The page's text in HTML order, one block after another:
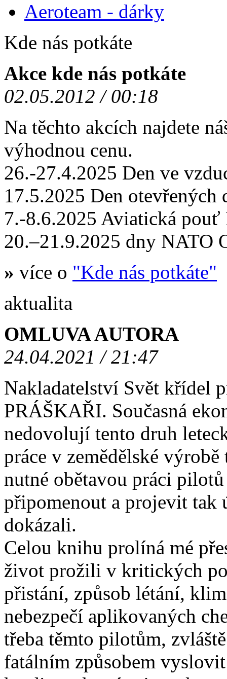
Aeroteam - dárky
Kde nás potkáte
Akce kde nás potkáte
02.05.2012 / 00:18
Na těchto akcích najdete
výhodnou cenu.
26.-27.4.2025 Den ve
17.5.2025 Den
7.-8.6.2025 Aviatická
20.–21.9.2025 dny NATO
» více o "Kde nás potkáte"
aktualita
OMLUVA AUTORA
24.04.2021 / 21:47
Nakladatelství Svět křídel
PRÁŠKAŘI. Současná
nedovolují tento druh
práce v zemědělské
nutné obětavou práci
připomenout a projevit tak
dokázali.
Celou knihu prolíná mé
život prožili v kritických
přistání, způsob létání,
nebezpečí aplikovaných
třeba těmto pilotům,
fatálním způsobem